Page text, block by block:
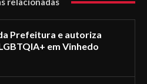
Prefeitura e autoriza
em Vinhedo